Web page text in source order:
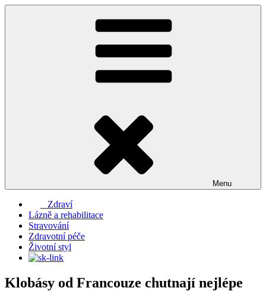
Přejít
Menu
Zdraví
Lázně a rehabilitace
Stravování
Zdravotní péče
Životní styl
Klobásy od Francouze chutnají nejlépe